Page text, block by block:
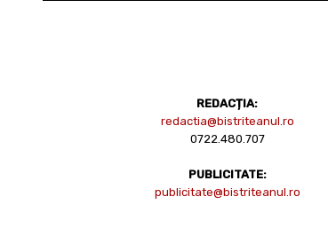
REDACȚIA:
redactia@bistriteanul.ro
0722.480.707
PUBLICITATE:
publicitate@bistriteanul.ro